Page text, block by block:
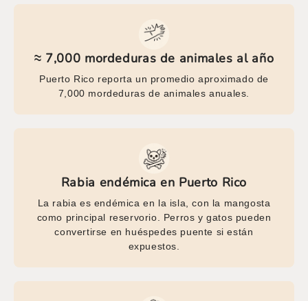
≈ 7,000 mordeduras de animales al año
Puerto Rico reporta un promedio aproximado de
7,000 mordeduras de animales anuales.
Rabia endémica en Puerto Rico
La rabia es endémica en la isla, con la mangosta
como principal reservorio. Perros y gatos pueden
convertirse en huéspedes puente si están
expuestos.